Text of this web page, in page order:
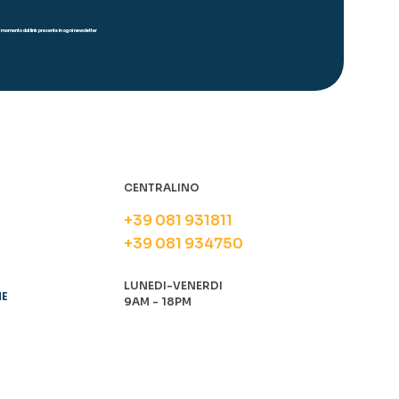
dal link presente in ogni newsletter
CENTRALINO
+39 081 931811
+39 081 934750
LUNEDI-VENERDI
9AM - 18PM